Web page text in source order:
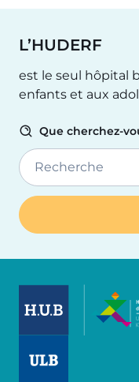
L’HUDERF
est le seul hôpital
enfants et aux
Que cherchez-
Recherche